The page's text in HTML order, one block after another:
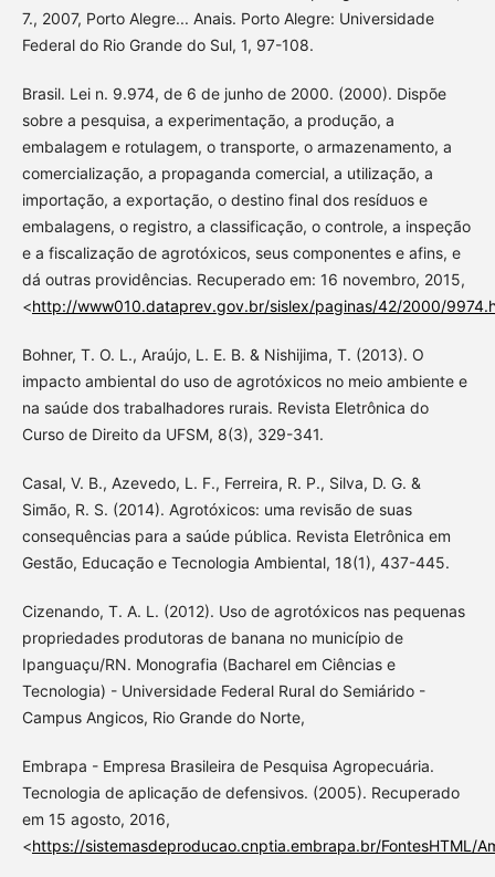
7., 2007, Porto Alegre... Anais. Porto Alegre: Universidade
Federal do Rio Grande do Sul, 1, 97-108.
Brasil. Lei n. 9.974, de 6 de junho de 2000. (2000). Dispõe
sobre a pesquisa, a experimentação, a produção, a
embalagem e rotulagem, o transporte, o armazenamento, a
comercialização, a propaganda comercial, a utilização, a
importação, a exportação, o destino final dos resíduos e
embalagens, o registro, a classificação, o controle, a inspeção
e a fiscalização de agrotóxicos, seus componentes e afins, e
dá outras providências. Recuperado em: 16 novembro, 2015,
<http://www010.dataprev.gov.br/sislex/paginas/42/2000/
Bohner, T. O. L., Araújo, L. E. B. & Nishijima, T. (2013). O
impacto ambiental do uso de agrotóxicos no meio ambiente e
na saúde dos trabalhadores rurais. Revista Eletrônica do
Curso de Direito da UFSM, 8(3), 329-341.
Casal, V. B., Azevedo, L. F., Ferreira, R. P., Silva, D. G. &
Simão, R. S. (2014). Agrotóxicos: uma revisão de suas
consequências para a saúde pública. Revista Eletrônica em
Gestão, Educação e Tecnologia Ambiental, 18(1), 437-445.
Cizenando, T. A. L. (2012). Uso de agrotóxicos nas pequenas
propriedades produtoras de banana no município de
Ipanguaçu/RN. Monografia (Bacharel em Ciências e
Tecnologia) - Universidade Federal Rural do Semiárido -
Campus Angicos, Rio Grande do Norte,
Embrapa - Empresa Brasileira de Pesquisa Agropecuária.
Tecnologia de aplicação de defensivos. (2005). Recuperado
em 15 agosto, 2016,
<https://sistemasdeproducao.cnptia.embrapa.br/FontesHTML/